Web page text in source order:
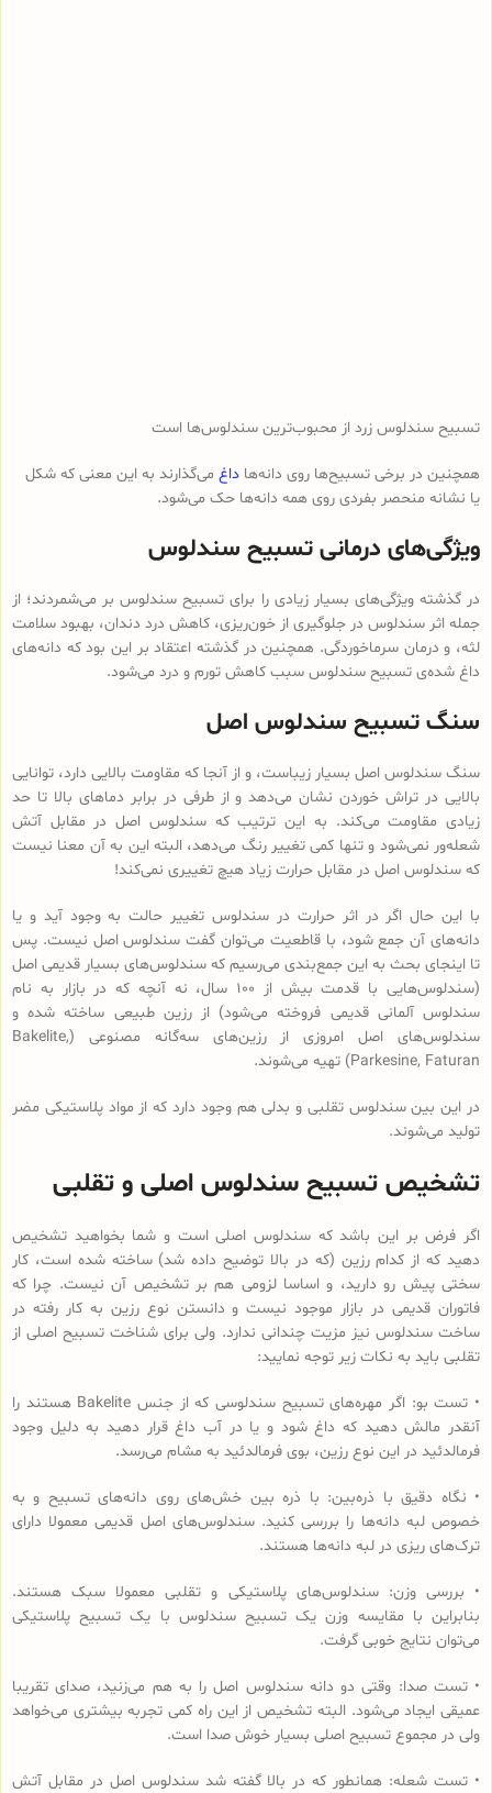
تسبیح سندلوس زرد از محبوب‌ترین سندلوس‌ها است
همچنین در برخی تسبیح‌ها روی دانه‌ها داغ می‌گذارند به این معنی که شکل
یا نشانه منحصر بفردی روی همه دانه‌ها حک می‌شود.
ویژگی‌های درمانی تسبیح سندلوس
در گذشته ویژگی‌های بسیار زیادی را برای تسبیح سندلوس بر می‌شمردند؛ از
جمله اثر سندلوس در جلوگیری از خون‌ریزی، کاهش درد دندان، بهبود سلامت
لثه، و درمان سرماخوردگی. همچنین در گذشته اعتقاد بر این بود که دانه‌های
داغ شده‌ی تسبیح سندلوس سبب کاهش تورم و درد می‌شود.
سنگ تسبیح سندلوس اصل
سنگ سندلوس اصل بسیار زیباست، و از آنجا که مقاومت بالایی دارد، توانایی
بالایی در تراش خوردن نشان می‌دهد و از طرفی در برابر دماهای بالا تا حد
زیادی مقاومت می‌کند. به این ترتیب که سندلوس اصل در مقابل آتش
شعله‌ور نمی‌شود و تنها کمی تغییر رنگ می‌دهد، البته این به آن معنا نیست
که سندلوس اصل در مقابل حرارت زیاد هیچ تغییری نمی‌کند!
با این حال اگر در اثر حرارت در سندلوس تغییر حالت به وجود آید و یا
دانه‌های آن جمع شود، با قاطعیت می‌توان گفت سندلوس اصل نیست. پس
تا اینجای بحث به این جمع‌بندی می‌رسیم که سندلوس‌های بسیار قدیمی اصل
(سندلوس‌هایی با قدمت بیش از 100 سال، نه آنچه که در بازار به نام
سندلوس آلمانی قدیمی فروخته می‌شود) از رزین طبیعی ساخته شده و
سندلوس‌‌های اصل امروزی از رزین‌های سه‌گانه مصنوعی (Bakelite,
Parkesine, Faturan) تهیه می‌شوند.
در این بین سندلوس تقلبی و بدلی هم وجود دارد که از مواد پلاستیکی مضر
تولید می‌شوند.
تشخیص تسبیح سندلوس اصلی و تقلبی
اگر فرض بر این باشد که سندلوس اصلی است و شما بخواهید تشخیص
دهید که از کدام رزین (که در بالا توضیح داده شد) ساخته شده است، کار
سختی پیش رو دارید، و اساسا لزومی هم بر تشخیص آن نیست. چرا که
فاتوران قدیمی در بازار موجود نیست و دانستن نوع رزین به کار رفته در
ساخت سندلوس نیز مزیت چندانی ندارد. ولی برای شناخت تسبیح اصلی از
تقلبی باید به نکات زیر توجه نمایید:
• تست بو: اگر مهره‌های تسبیح‌ سندلوسی که از جنس Bakelite هستند را
آنقدر مالش دهید که داغ شود و یا در آب داغ قرار دهید به دلیل وجود
فرمالدئید در این نوع رزین، بوی فرمالدئید به مشام می‌رسد.
• نگاه دقیق با ذره‌بین: با ذره بین خش‌های روی دانه‌های تسبیح و به
خصوص لبه دانه‌ها را بررسی کنید. سندلوس‌های اصل قدیمی معمولا دارای
ترک‌های ریزی در لبه دانه‌ها هستند.
• بررسی وزن: سندلوس‌های پلاستیکی و تقلبی معمولا سبک هستند.
بنابراین با مقایسه وزن یک تسبیح سندلوس با یک تسبیح پلاستیکی
می‌توان نتایج خوبی گرفت.
• تست صدا: وقتی دو دانه سندلوس اصل را به هم می‌زنید، صدای تقریبا
عمیقی ایجاد می‌شود. البته تشخیص از این راه کمی تجربه بیشتری می‌خواهد
ولی در مجموع تسبیح اصلی بسیار خوش صدا است.
• تست شعله: همانطور که در بالا گفته شد سندلوس اصل در مقابل آتش